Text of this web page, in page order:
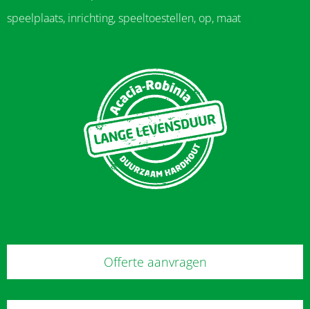
speelplaats, inrichting, speeltoestellen, op, maat
Offerte aanvragen